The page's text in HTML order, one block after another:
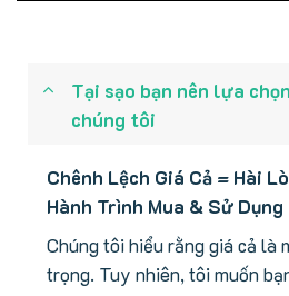
Tại sạo bạn nên lựa
chúng tôi
Chênh Lệch Giá Cả = Hài
Hành Trình Mua & Sử Dụng
Chúng tôi hiểu rằng giá cả là
trọng. Tuy nhiên, tôi muốn